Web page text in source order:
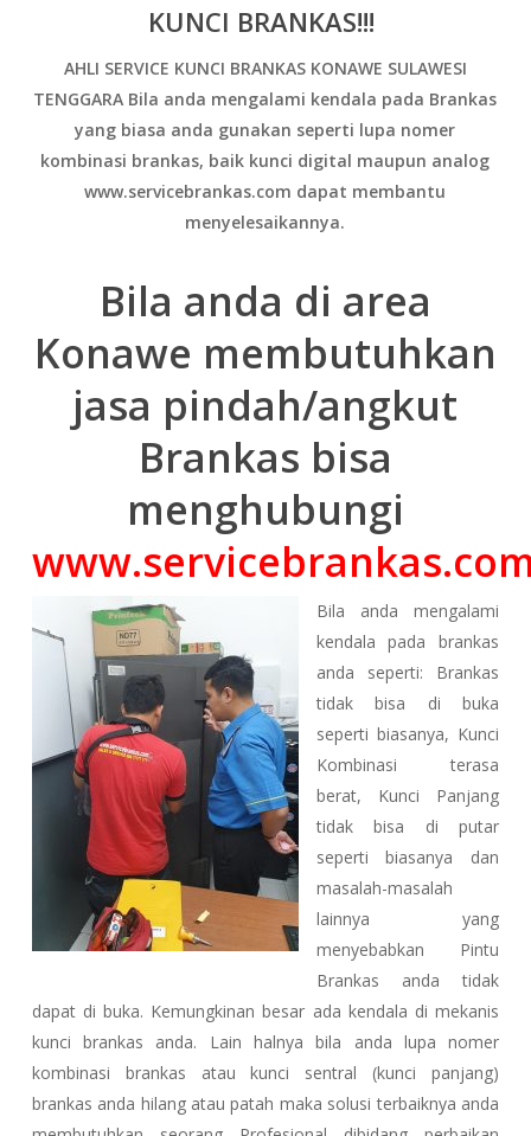
KUNCI BRANKAS!!!
AHLI SERVICE KUNCI BRANKAS KONAWE SULAWESI
TENGGARA Bila anda mengalami kendala pada Brankas
yang biasa anda gunakan seperti lupa nomer
kombinasi brankas, baik kunci digital maupun analog
www.servicebrankas.com dapat membantu
menyelesaikannya.
Bila anda di area
Konawe membutuhkan
jasa pindah/angkut
Brankas bisa
menghubungi
Bila anda mengalami
kendala pada brankas
anda seperti: Brankas
tidak bisa di buka
seperti biasanya, Kunci
Kombinasi terasa
berat, Kunci Panjang
tidak bisa di putar
seperti biasanya dan
masalah-masalah
lainnya yang
menyebabkan Pintu
Brankas anda tidak
dapat di buka. Kemungkinan besar ada kendala di mekanis
kunci brankas anda. Lain halnya bila anda lupa nomer
kombinasi brankas atau kunci sentral (kunci panjang)
brankas anda hilang atau patah maka solusi terbaiknya anda